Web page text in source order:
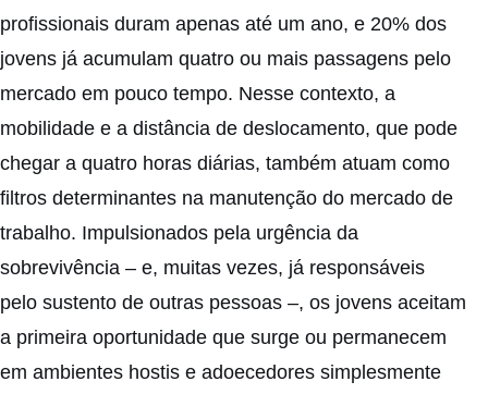
profissionais duram apenas até um ano, e 20% dos
jovens já acumulam quatro ou mais passagens pelo
mercado em pouco tempo. Nesse contexto, a
mobilidade e a distância de deslocamento, que pode
chegar a quatro horas diárias, também atuam como
filtros determinantes na manutenção do mercado de
trabalho. Impulsionados pela urgência da
sobrevivência – e, muitas vezes, já responsáveis
pelo sustento de outras pessoas –, os jovens aceitam
a primeira oportunidade que surge ou permanecem
em ambientes hostis e adoecedores simplesmente